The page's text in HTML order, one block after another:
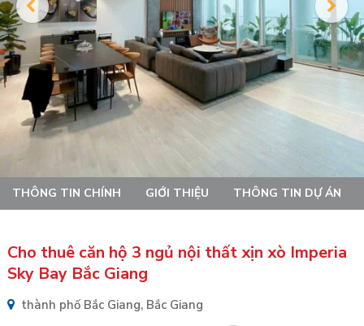
THÔNG TIN CHÍNH GIỚI THIỆU THÔNG TIN DỰ ÁN
Cho thuê căn hộ 3 ngủ nội thất xịn xò Imperia
Sky Bay Bắc Giang
thành phố Bắc Giang, Bắc Giang